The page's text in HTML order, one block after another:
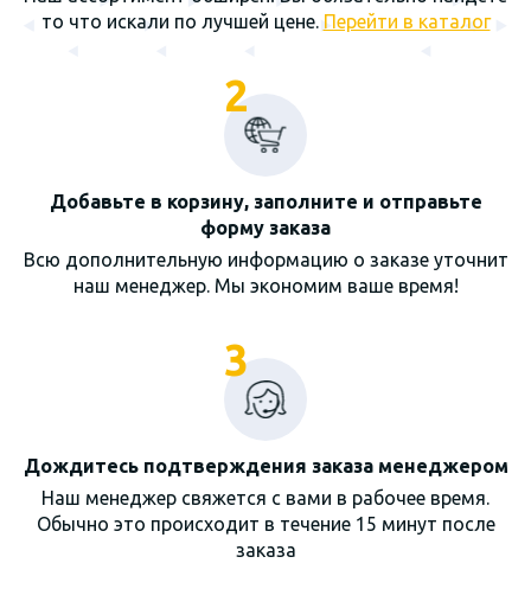
то что искали по лучшей цене. Перейти в каталог
2
Добавьте в корзину, заполните и отправьте
форму заказа
Всю дополнительную информацию о заказе уточнит
наш менеджер. Мы экономим ваше время!
3
Дождитесь подтверждения заказа менеджером
Наш менеджер свяжется с вами в рабочее время.
Обычно это происходит в течение 15 минут после
заказа